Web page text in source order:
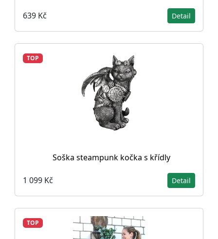
639 Kč Detail
TOP
Soška steampunk kočka s křídly
1 099 Kč Detail
TOP